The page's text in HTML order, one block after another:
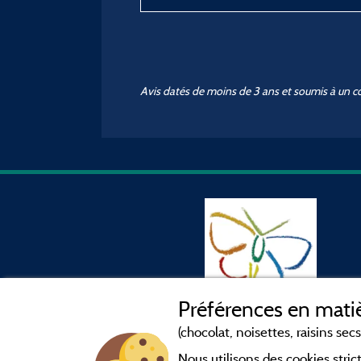
Avis datés de moins de 3 ans et soumis à un
Préférences en
(chocolat, noisettes, raisins